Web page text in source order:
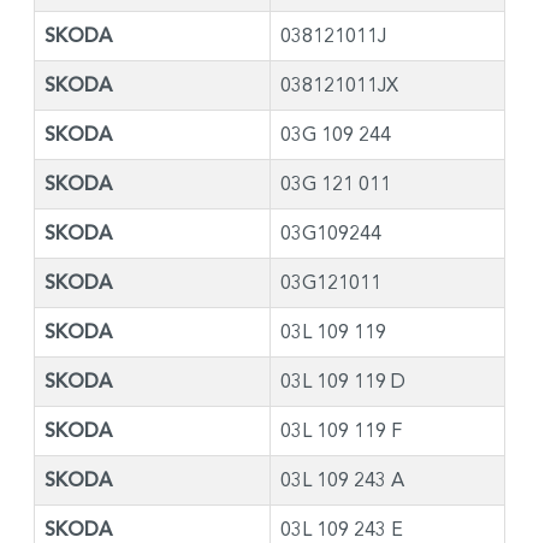
SKODA 038121011J
SKODA 038121011JX
SKODA 03G 109 244
SKODA 03G 121 011
SKODA 03G109244
SKODA 03G121011
SKODA 03L 109 119
SKODA 03L 109 119 D
SKODA 03L 109 119 F
SKODA 03L 109 243 A
SKODA 03L 109 243 E